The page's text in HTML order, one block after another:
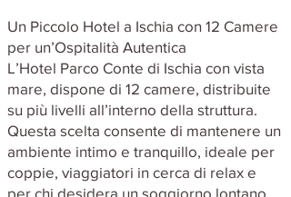
Un Piccolo Hotel a Ischia con 12 Camere
per un’Ospitalità Autentica
L’Hotel Parco Conte di Ischia con vista
mare, dispone di 12 camere, distribuite
su più livelli all’interno della struttura.
Questa scelta consente di mantenere un
ambiente intimo e tranquillo, ideale per
coppie, viaggiatori in cerca di relax e
per chi desidera un soggiorno lontano